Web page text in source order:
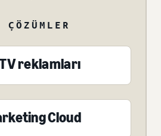
reklamları
Cloud